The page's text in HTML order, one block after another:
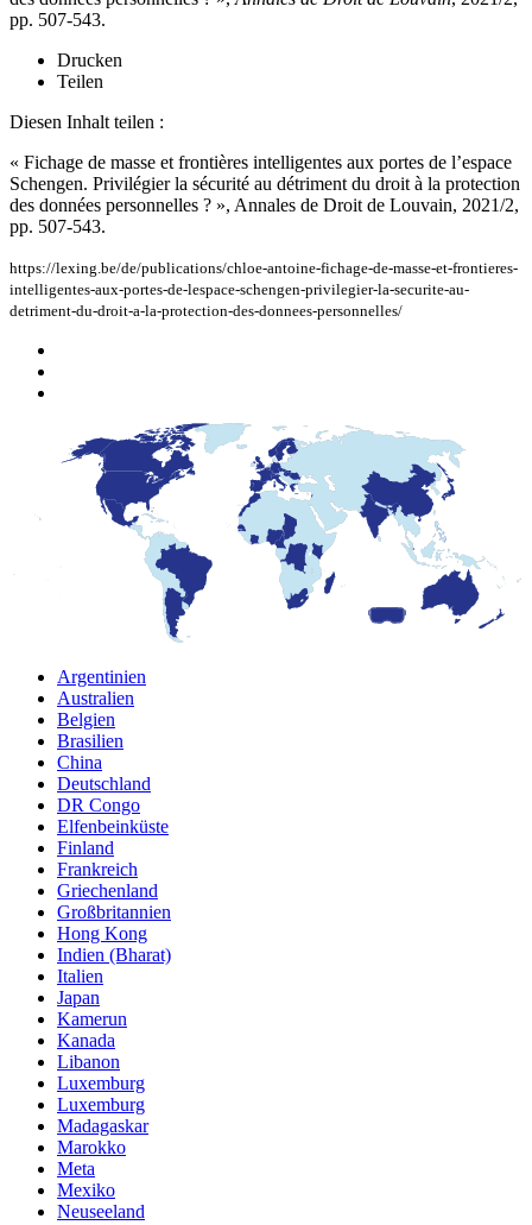
pp. 507-543.
Drucken
Teilen
Diesen Inhalt teilen :
« Fichage de masse et frontières intelligentes aux portes de l’espace
Schengen. Privilégier la sécurité au détriment du droit à la protection
des données personnelles ? », Annales de Droit de Louvain, 2021/2,
pp. 507-543.
https://lexing.be/de/publications/chloe-antoine-fichage-de-masse-et-frontieres-
intelligentes-aux-portes-de-lespace-schengen-privilegier-la-securite-au-
detriment-du-droit-a-la-protection-des-donnees-personnelles/
Argentinien
Australien
Belgien
Brasilien
China
Deutschland
DR Congo
Elfenbeinküste
Finland
Frankreich
Griechenland
Großbritannien
Hong Kong
Indien (Bharat)
Italien
Japan
Kamerun
Kanada
Libanon
Luxemburg
Luxemburg
Madagaskar
Marokko
Meta
Mexiko
Neuseeland